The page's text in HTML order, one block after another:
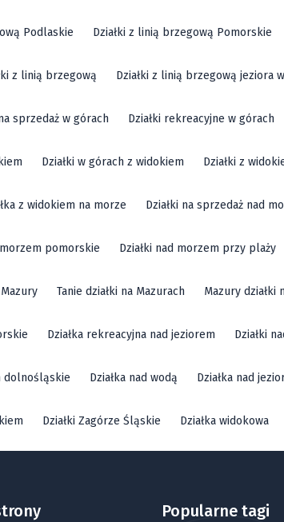
Podlaskie Działki z linią brzegową Pomorskie
z linią brzegową Działki z linią brzegową jeziora
sprzedaż w górach Działki rekreacyjne w górach
Działki w górach z widokiem Działki z
z widokiem na morze Działki na sprzedaż nad
morzem pomorskie Działki nad morzem przy plaży
Tanie działki na Mazurach Mazury działki
Działka rekreacyjna nad jeziorem Działki
dolnośląskie Działka nad wodą Działka nad
Działki Zagórze Śląskie Działka widokowa
Popularne tagi